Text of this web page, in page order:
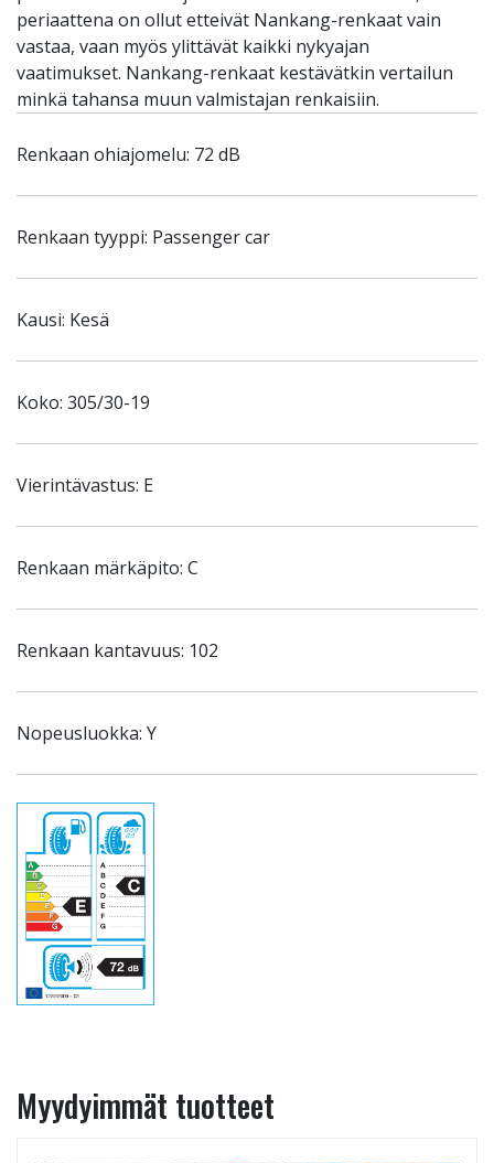
periaattena on ollut etteivät Nankang-renkaat vain
vastaa, vaan myös ylittävät kaikki nykyajan
vaatimukset. Nankang-renkaat kestävätkin vertailun
minkä tahansa muun valmistajan renkaisiin.
Renkaan ohiajomelu: 72 dB
Renkaan tyyppi: Passenger car
Kausi: Kesä
Koko: 305/30-19
Vierintävastus: E
Renkaan märkäpito: C
Renkaan kantavuus: 102
Nopeusluokka: Y
Myydyimmät tuotteet